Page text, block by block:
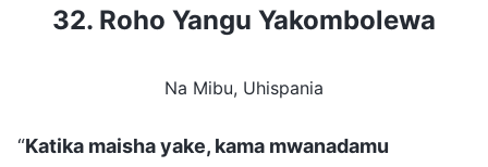
32. Roho Yangu Yakombolewa
Na Mibu, Uhispania
“Katika maisha yake, kama mwanadamu